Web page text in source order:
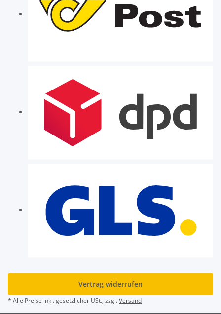
Vertrag widerrufen
* Alle Preise inkl. gesetzlicher USt., zzgl.Versand